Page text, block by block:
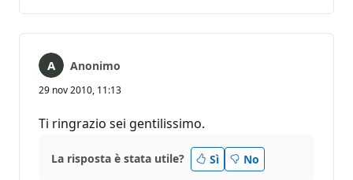
Anonimo
29 nov 2010, 11:13
Ti ringrazio sei gentilissimo.
La risposta è stata utile? Sì No